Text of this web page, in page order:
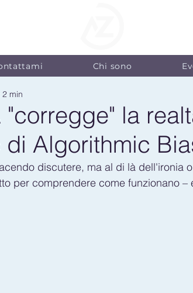
Chi sono
la
di Algorithmic
min
discutere, ma al di là dell'ironia
per comprendere come funzionano –